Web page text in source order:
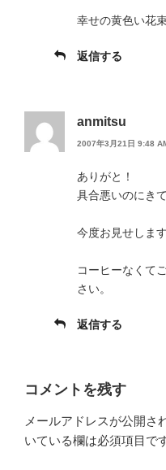
幸せの黄色い花
返信する
anmitsu
2007年3月21日 9:48
ありがと！
具合悪いのにき
今度お見せしま
コーヒーなくて
さい。
返信する
コメントを残す
メールアドレスが公開さ
いている欄は必須項目で